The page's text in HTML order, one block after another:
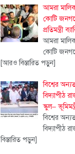
আমরা
কোটি
প্রতিমন্ত্রী
আমরা
কোটি
[আরও বিস্তারিত পড়ুন]
বিশ্বের
বিদ্যাপীঠ
স্কুল–
বিশ্বের
বিদ্যাপীঠ
বিস্তারিত পড়ুন]